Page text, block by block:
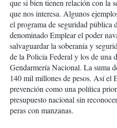
que si bien tienen relación con la
que nos interesa. Algunos
el programa de seguridad pública
denominado Emplear el poder
salvaguardar la soberanía y
de la Policía Federal y los de una
Gendarmería Nacional. La suma
140 mil millones de pesos. Así el
prevención como una política
presupuesto nacional sin
peras con manzanas.